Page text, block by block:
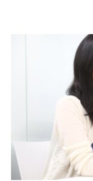
vol.12 セカンドライ
study 1 「リタイア後
12-1-1 リタイア後の
12-1-2 家計経営プラ
12-1-3 老後破綻する
12-1-4 リタイア後の
study 2 「収入源」を
12-2-1 今の準備が未
12-2-2 労働収入を見
12-2-3 資産運用収入